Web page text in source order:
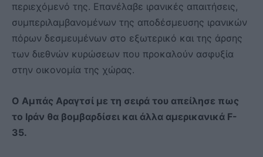
περιεχόμενό της. Επανέλαβε ιρανικές απαιτήσεις,
συμπεριλαμβανομένων της αποδέσμευσης ιρανικών
πόρων δεσμευμένων στο εξωτερικό και της άρσης
των διεθνών κυρώσεων που προκαλούν ασφυξία
στην οικονομία της χώρας.
Ο Αμπάς Αραγτσί με τη σειρά του απείλησε πως
το Ιράν θα βομβαρδίσει και άλλα αμερικανικά F-
35.